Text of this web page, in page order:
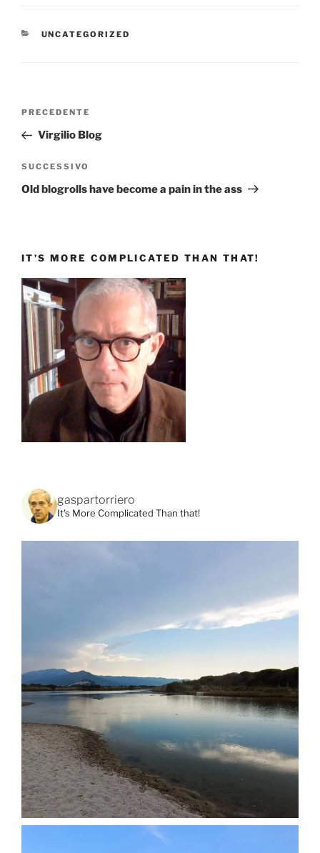
CATEGORIE
UNCATEGORIZED
Navigazione
Articolo
precedente:
PRECEDENTE
Virgilio Blog
Articolo
successivo
SUCCESSIVO
Old blogrolls have become a pain in the ass
IT’S MORE COMPLICATED THAN THAT!
gaspartorriero
It's More Complicated Than that!